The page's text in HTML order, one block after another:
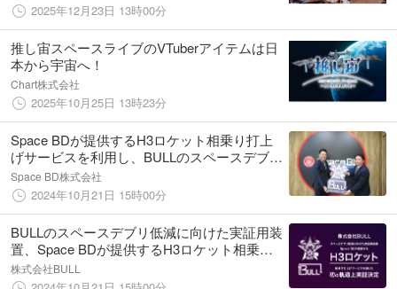
2025年12月23日 13時00分
推し宙スペースライブのVTuberアイテムは日
本から宇宙へ！
Chart株式会社
2025年10月25日 13時23分
Space BDが提供するH3ロケット相乗り打上
げサービスを利用し、BULLのスペースデブリ
低減に向けた実証用装置の打上げが決定
Space BD株式会社
2024年10月21日 15時00分
BULLのスペースデブリ低減に向けた実証用装
置、Space BDが提供するH3ロケット相乗り
打上げサービスを通じた初の軌道上実証の実
施が決定
株式会社BULL